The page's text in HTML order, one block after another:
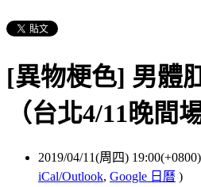
[異物梗色] 男體
（台北4/11晚間場
2019/04/11(周四) 19:00(+0800)
iCal/Outlook, Google 日曆 )